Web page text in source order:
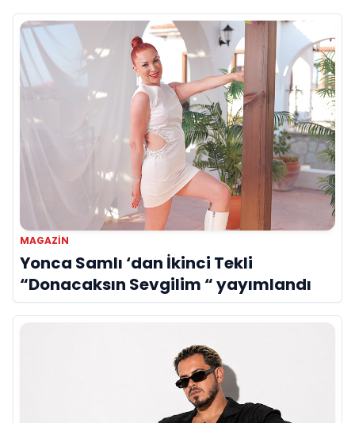
MAGAZIN
Yonca Samlı ‘dan İkinci Tekli
“Donacaksın Sevgilim “ yayımlandı